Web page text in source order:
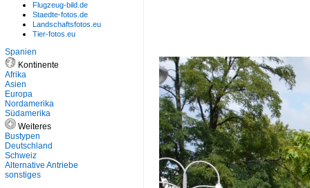
Flugzeug-bild.de
Staedte-fotos.de
Landschaftsfotos.eu
Tier-fotos.eu
Spanien
Kontinente
Afrika
Asien
Europa
Nordamerika
Südamerika
Weiteres
Bustypen
Deutschland
Schweiz
Alternative Antriebe
sonstiges